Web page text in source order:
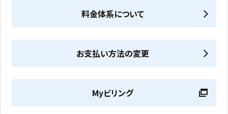
料金体系について
お支払い方法の変更
Myビリング